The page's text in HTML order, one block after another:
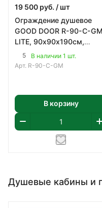
19 500 руб. / шт
Ограждение душевое
GOOD DOOR R-90-C-GM
LITE, 90х90х190см,
радиусное, профиль
оруж. сталь, 5мм.
5
В наличии 1 шт.
Арт. R-90-C-GM
В корзину
Душевые кабины и